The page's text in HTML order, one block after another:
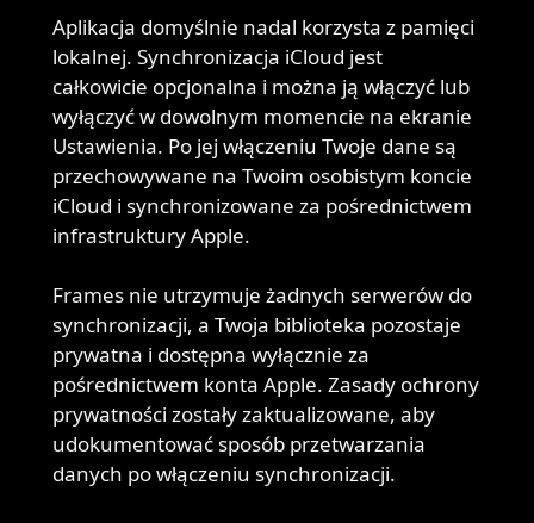
Aplikacja domyślnie nadal korzysta z pamięci
lokalnej. Synchronizacja iCloud jest
całkowicie opcjonalna i można ją włączyć lub
wyłączyć w dowolnym momencie na ekranie
Ustawienia. Po jej włączeniu Twoje dane są
przechowywane na Twoim osobistym koncie
iCloud i synchronizowane za pośrednictwem
infrastruktury Apple.
Frames nie utrzymuje żadnych serwerów do
synchronizacji, a Twoja biblioteka pozostaje
prywatna i dostępna wyłącznie za
pośrednictwem konta Apple. Zasady ochrony
prywatności zostały zaktualizowane, aby
udokumentować sposób przetwarzania
danych po włączeniu synchronizacji.